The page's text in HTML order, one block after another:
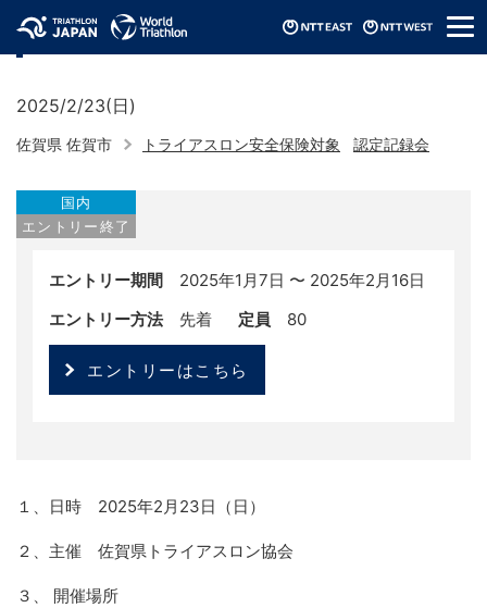
メ
ニ
認定記録会（2025/佐賀県）
2025/2/23(日)
佐賀県 佐賀市 トライアスロン安全保険対象 認定記録会
国内
エントリー終了
エントリー期間 2025年1月7日 〜 2025年2月16日
エントリー方法先着 定員 80
エントリーはこちら
１、日時 2025年2月23日（日）
２、主催 佐賀県トライアスロン協会
３、 開催場所